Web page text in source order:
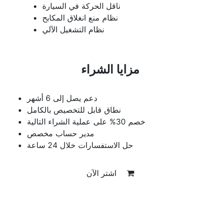
ناقل الحركة في السيارة
نظام منع انغلاق المكابح
نظام التشغيل الآلي
مزايا الشراء
دعم يصل إلى 6 أشهر
نطاق قابل للتخصيص بالكامل
خصم 30% على عملية الشراء التالية
مدير حساب مخصص
حل الاستفسارات خلال 24 ساعة